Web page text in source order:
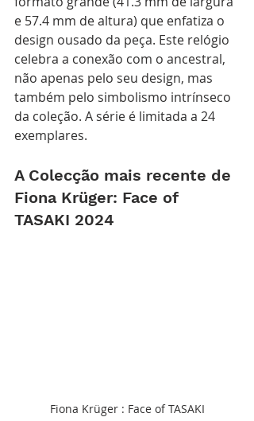
e 57.4 mm de altura) que enfatiza o
design ousado da peça. Este relógio
celebra a conexão com o ancestral,
não apenas pelo seu design, mas
também pelo simbolismo intrínseco
da coleção. A série é limitada a 24
exemplares.
A Colecção mais recente de
Fiona Krüger: Face of
TASAKI 2024
Fiona Krüger : Face of TASAKI